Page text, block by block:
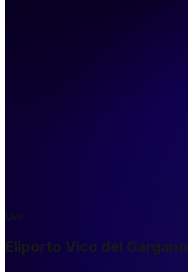
Live
Eliporto Vico del Gargano